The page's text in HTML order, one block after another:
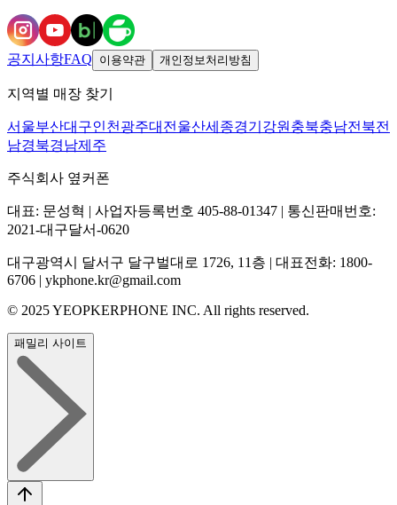
공지사항FAQ 이용약관 개인정보처리방침
지역별 매장 찾기
서울부산대구인천 광주대전 울산세종경기 강원 충북충남전북전
남경북경남제주
주식회사 옆커폰
대표: 문성혁 | 사업자등록번호 405-88-01347 | 통신판매번호:
2021-대구달서-0620
대구광역시 달서구 달구벌대로 1726, 11층 | 대표전화: 1800-
6706 | ykphone.kr@gmail.com
© 2025 YEOPKERPHONE INC. All rights reserved.
패밀리 사이트